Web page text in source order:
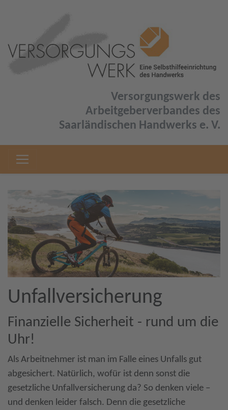
Versorgungswerk des
Arbeitgeberverbandes des
Saarländischen Handwerks e. V.
Unfallversicherung
Finanzielle Sicherheit - rund um die
Uhr!
Als Arbeitnehmer ist man im Falle eines Unfalls gut
abgesichert. Natürlich, wofür ist denn sonst die
gesetzliche Unfallversicherung da? So denken viele –
und denken leider falsch. Denn die gesetzliche